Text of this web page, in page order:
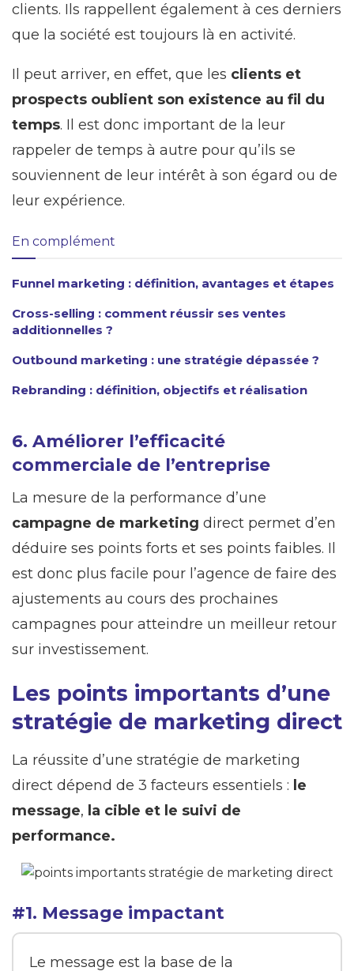
clients. Ils rappellent également à ces derniers
que la société est toujours là en activité.
Il peut arriver, en effet, que les clients et
prospects oublient son existence au fil du
temps. Il est donc important de la leur
rappeler de temps à autre pour qu’ils se
souviennent de leur intérêt à son égard ou de
leur expérience.
En complément
Funnel marketing : définition, avantages et étapes
Cross-selling : comment réussir ses ventes
additionnelles ?
Outbound marketing : une stratégie dépassée ?
Rebranding : définition, objectifs et réalisation
6. Améliorer l’efficacité
commerciale de l’entreprise
La mesure de la performance d’une
campagne de marketing direct permet d’en
déduire ses points forts et ses points faibles. Il
est donc plus facile pour l’agence de faire des
ajustements au cours des prochaines
campagnes pour atteindre un meilleur retour
sur investissement.
Les points importants d’une
stratégie de marketing direct
La réussite d’une stratégie de marketing
direct dépend de 3 facteurs essentiels : le
message, la cible et le suivi de
performance.
#1. Message impactant
Le message est la base de la